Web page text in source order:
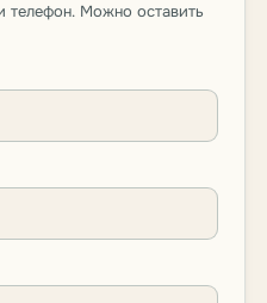
телефон. Можно оставить